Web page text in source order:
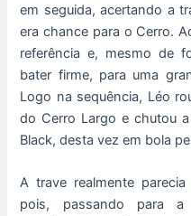
em seguida, acertando a
era chance para o Cerro.
referência e, mesmo de
bater firme, para uma
Logo na sequência, Léo
do Cerro Largo e chutou
Black, desta vez em bola
A trave realmente
pois, passando para